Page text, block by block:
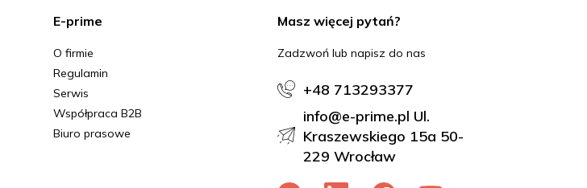
E-prime
O firmie
Regulamin
Serwis
Współpraca B2B
Biuro prasowe
Masz więcej pytań?
Zadzwoń lub napisz do nas
+48 713293377
info@e-prime.pl Ul.
Kraszewskiego 15a 50-
229 Wrocław